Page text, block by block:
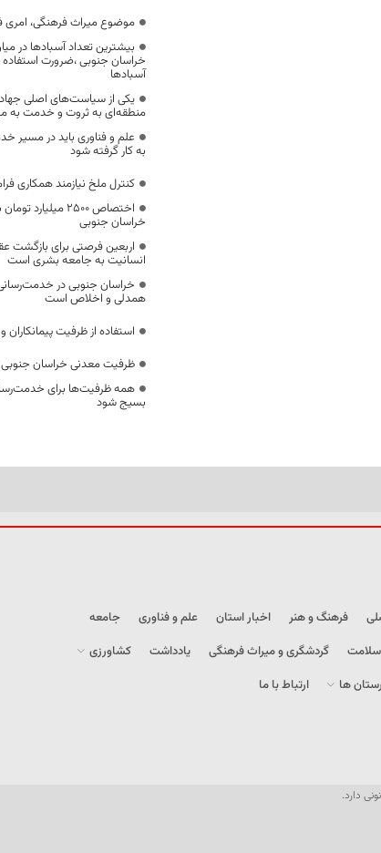
موضوع میراث فرهنگی،
بیشترین تعداد آسبادها در
خراسان جنوبی ،ضرورت استفاده
آسبادها
یکی از سیاست‌های اصلی
منطقه‌ای به ثروت و خدمت به
علم و فناوری باید در مسیر
به کار گرفته شود
کنترل ملخ نیازمند همکاری
اختصاص 2500
خراسان جنوبی
اربعین فرصتی برای
انسانیت به جامعه بشری است
خراسان جنوبی در خدمت‌رسانی
همدلی و اخلاص است
استفاده از ظرفیت
ظرفیت معدنی خراسان
همه ظرفیت‌ها برای
بسیج شود
فرهنگ و هنر اخبار استان علم و فناوری
جامعه
گردشگری و میراث فرهنگی یادداشت
کشاورزی
ها
ارتباط با ما
دارد.